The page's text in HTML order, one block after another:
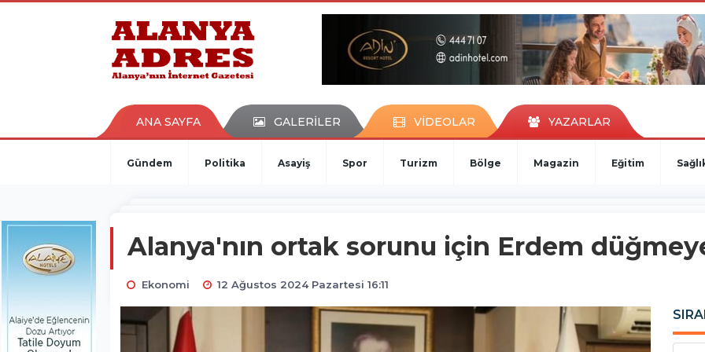
kaçak bahis
porno izle
ANA SAYFA GALERİLER VİDEOLAR YAZARLAR
Gündem Politika Asayiş Spor Turizm Bölge Magazin Eğitim
Alanya'nın ortak sorunu için Erdem
Ekonomi 12 Ağustos 2024 Pazartesi 16:11